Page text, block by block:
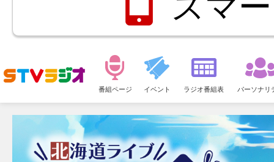
ュ
ー
番組ページ イベント ラジオ番組表 パーソナリ